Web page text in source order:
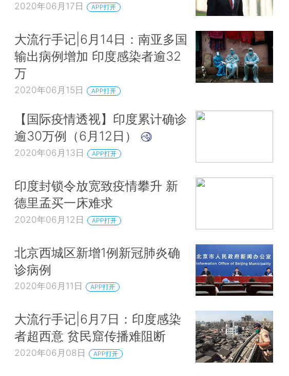
2020年06月17日 APP打开
大流行手记|6月14日：南亚多国
输出病例增加 印度感染者逾32
万
2020年06月15日 APP打开
【国际疫情透视】印度累计确诊
逾30万例（6月12日）
2020年06月13日 APP打开
印度封锁令放宽致疫情攀升 新
德里孟买一床难求
2020年06月12日 APP打开
北京西城区新增1例新冠肺炎确
诊病例
2020年06月11日 APP打开
大流行手记|6月7日：印度感染
者超西意 贫民窟传播难阻断
2020年06月08日 APP打开